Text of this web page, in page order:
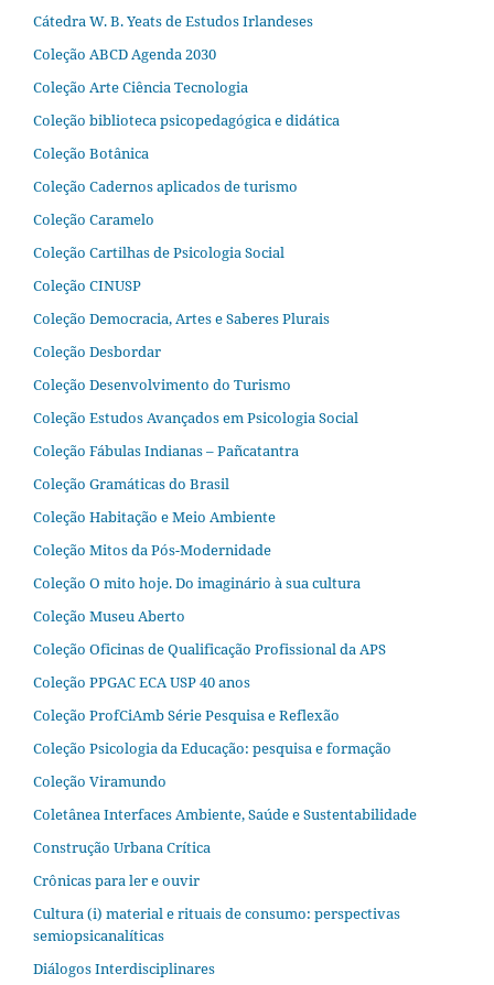
Cátedra W. B. Yeats de Estudos Irlandeses
Coleção ABCD Agenda 2030
Coleção Arte Ciência Tecnologia
Coleção biblioteca psicopedagógica e didática
Coleção Botânica
Coleção Cadernos aplicados de turismo
Coleção Caramelo
Coleção Cartilhas de Psicologia Social
Coleção CINUSP
Coleção Democracia, Artes e Saberes Plurais
Coleção Desbordar
Coleção Desenvolvimento do Turismo
Coleção Estudos Avançados em Psicologia Social
Coleção Fábulas Indianas – Pañcatantra
Coleção Gramáticas do Brasil
Coleção Habitação e Meio Ambiente
Coleção Mitos da Pós-Modernidade
Coleção O mito hoje. Do imaginário à sua cultura
Coleção Museu Aberto
Coleção Oficinas de Qualificação Profissional da APS
Coleção PPGAC ECA USP 40 anos
Coleção ProfCiAmb Série Pesquisa e Reflexão
Coleção Psicologia da Educação: pesquisa e formação
Coleção Viramundo
Coletânea Interfaces Ambiente, Saúde e Sustentabilidade
Construção Urbana Crítica
Crônicas para ler e ouvir
Cultura (i) material e rituais de consumo: perspectivas
semiopsicanalíticas
Diálogos Interdisciplinares